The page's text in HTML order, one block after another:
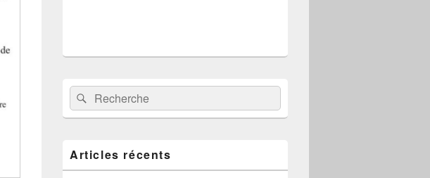
Recherche :Rechercher
Articles récents